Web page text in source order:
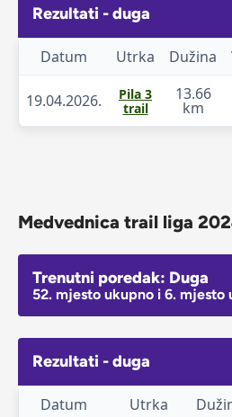
Rezultati - duga
Datum Utrka Dužina
19.04.2026.
Pila 3
trail
13.66
km
Medvednica trail liga
Trenutni poredak: Duga
52. mjesto ukupno i 6. mjesto
Rezultati - duga
Datum Utrka